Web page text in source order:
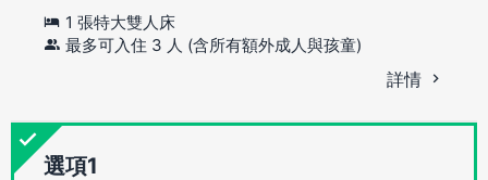
1 張特大雙人床
最多可入住 3 人 (含所有額外成人與孩童)
詳情
選項